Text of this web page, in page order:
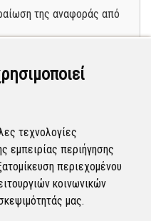
τεχνολογίες
εμπειρίας περιήγησης
περιεχομένου
κοινωνικών
μας.
της αναφοράς από
να επιλυθεί.
Προγραμματισμένη